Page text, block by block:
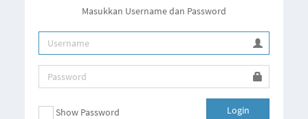
Masukkan Username dan Password
Show Password
Login